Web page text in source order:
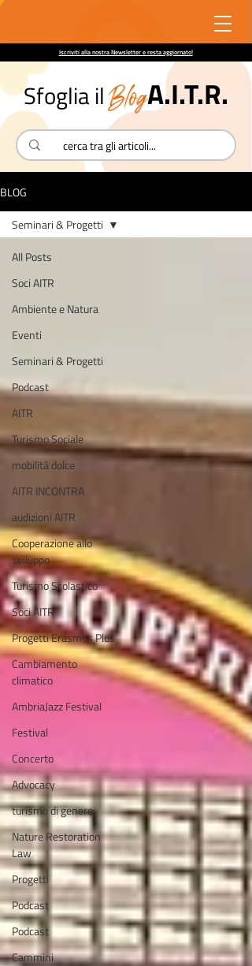
Iscriviti alla nostra Newsletter e resta aggiornato!
Sfoglia ilBlogA.I.T.R.
BLOG
All Posts
Soci AITR
Ambiente e Natura
Eventi
Seminari & Progetti
Podcast
AITR
Turismo Sociale
mobilità dolce
AITR INCONTRA
audizioni AITR
Cooperazione allo
sviluppo
Turismo Scolastico
Soci AITR
Progetti Erasmus Plus
Cambiamento
climatico
AmbriaJazz Festival
Festival
Concerto
Advocacy
turismo di genere
Nature Restoration
Law
Progetti
Podcast
Podcast
Cammini
Seminari & Progetti